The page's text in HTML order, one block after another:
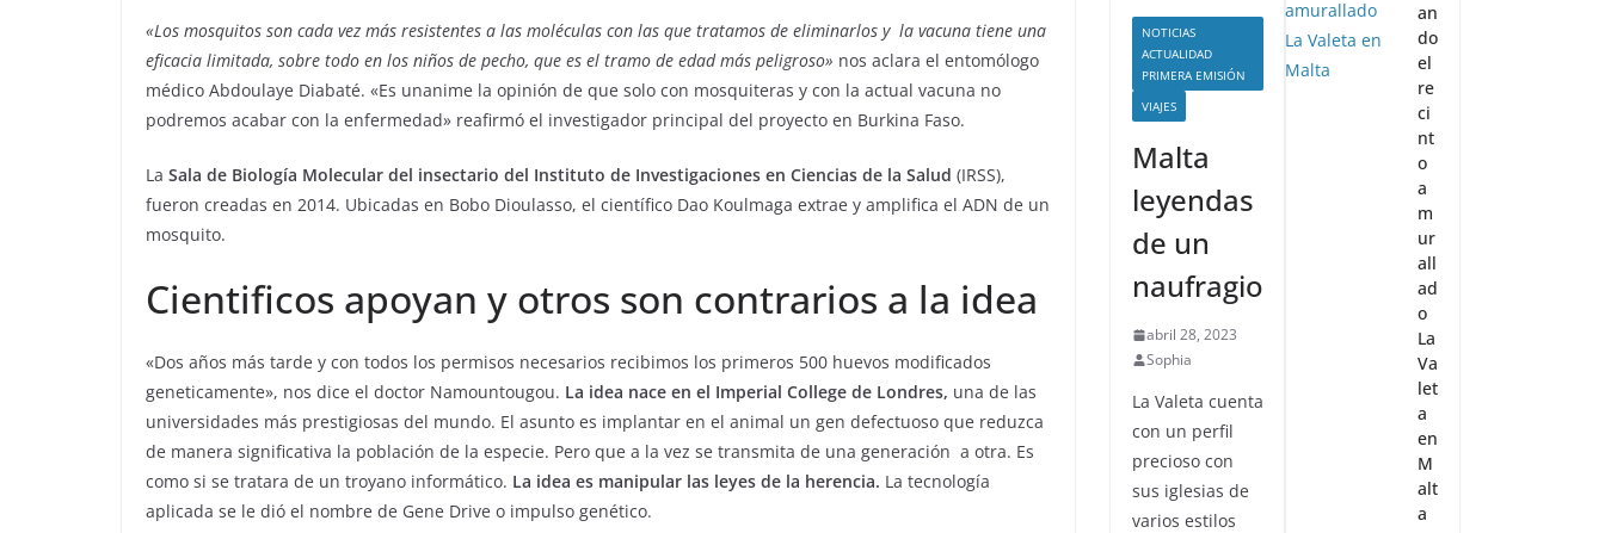
«Los mosquitos son cada vez más resistentes a las moléculas con las que tratamos de eliminarlos y la vacuna tiene una
eficacia limitada, sobre todo en los niños de pecho, que es el tramo de edad más peligroso» nos aclara el entomólogo
médico Abdoulaye Diabaté. «Es unanime la opinión de que solo con mosquiteras y con la actual vacuna no
podremos acabar con la enfermedad» reafirmó el investigador principal del proyecto en Burkina Faso.
La Sala de Biología Molecular del insectario del Instituto de Investigaciones en Ciencias de la Salud (IRSS),
fueron creadas en 2014. Ubicadas en Bobo Dioulasso, el científico Dao Koulmaga extrae y amplifica el ADN de un
mosquito.
Cientificos apoyan y otros son contrarios a la idea
«Dos años más tarde y con todos los permisos necesarios recibimos los primeros 500 huevos modificados
geneticamente», nos dice el doctor Namountougou. La idea nace en el Imperial College de Londres, una de las
universidades más prestigiosas del mundo. El asunto es implantar en el animal un gen defectuoso que reduzca
de manera significativa la población de la especie. Pero que a la vez se transmita de una generación a otra. Es
como si se tratara de un troyano informático. La idea es manipular las leyes de la herencia. La tecnología
aplicada se le dió el nombre de Gene Drive o impulso genético.
NOTICIAS
ACTUALIDAD
PRIMERA EMISIÓN
VIAJES
Malta
leyendas
de un
naufragio
abril 28, 2023
Sophia
La Valeta cuenta
con un perfil
precioso con
sus iglesias de
varios estilos
an
do
el
re
ci
nt
o
a
m
ur
all
ad
o
La
Va
let
a
en
M
alt
a